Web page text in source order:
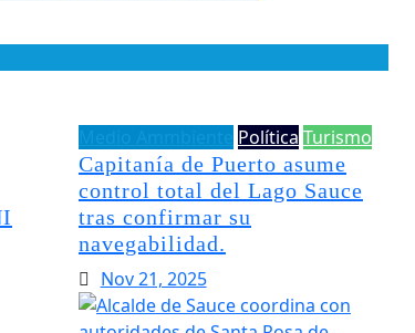
Política Turismo
Capitanía de Puerto asume
control total del Lago Sauce
tras confirmar su
navegabilidad.
Nov 21, 2025